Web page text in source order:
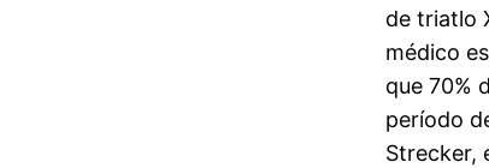
de triatlo
médico
que 70%
período
Strecker,